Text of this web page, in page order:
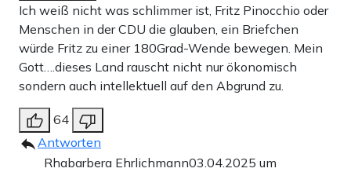
Ich weiß nicht was schlimmer ist, Fritz Pinocchio oder
Menschen in der CDU die glauben, ein Briefchen
würde Fritz zu einer 180Grad-Wende bewegen. Mein
Gott….dieses Land rauscht nicht nur ökonomisch
sondern auch intellektuell auf den Abgrund zu.
64
Antworten
Rhabarbera Ehrlichmann03.04.2025 um